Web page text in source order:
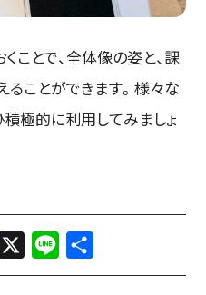
ことで、全体像の姿と、課
ことができます。様々な
極的に利用してみましょ
X Line